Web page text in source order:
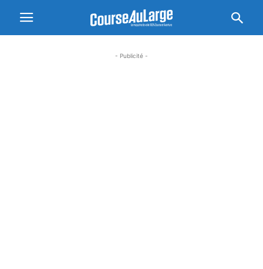
- Publicité -